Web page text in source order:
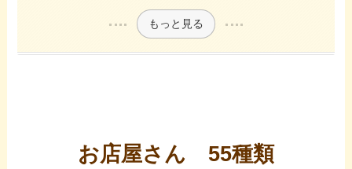
もっと見る
お店屋さん 55種類